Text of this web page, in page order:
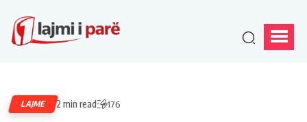
LAJME 2 min read 176